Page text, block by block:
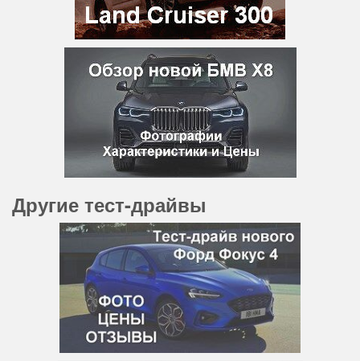
Другие тест-драйвы